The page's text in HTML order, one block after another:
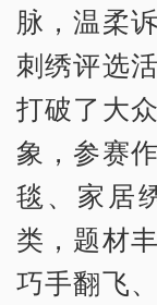
脉，温柔
刺绣评选
打破了大
象，参赛
毯、家居
类，题材
巧手翻飞